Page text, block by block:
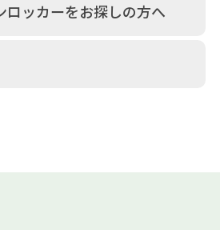
ロッカーをお探しの方へ